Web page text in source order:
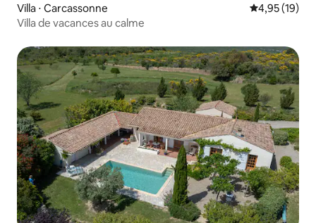
Villa ⋅ Carcassonne Évaluation
4,95 (19)
Villa de vacances au calme